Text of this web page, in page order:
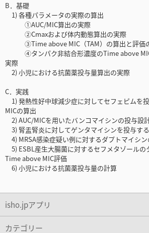
B．基礎
1) 各種パラメータの実際の算出
①AUC/MIC算出の実際
②Cmaxおよび体内動態算出の実際
③Time above MIC（TAM）の算出と評価
④タンパク非結合形濃度のTime above MIC
実際
2) 小児における抗菌薬投与量算出の実際
C．実践
1) 発熱性好中球減少症に対してセフェピムを
MICの算出
2) AUC/MICを用いたバンコマイシンの投与設
3) 腎盂腎炎に対してゲンタマイシンを投与す
4) MRSA感染症疑い例に対するダプトマイシ
5) ESBL産生大腸菌に対するセフメタゾールの
Time above MIC評価
6) 小児における抗菌薬投与量の計算
isho.jpアプリ
カテゴリー